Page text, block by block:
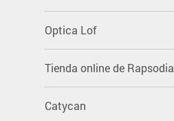
Optica Lof
Tienda online de Rapsodia
Catycan